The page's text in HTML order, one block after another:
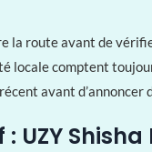
la route avant de
locale comptent
avant
UZY